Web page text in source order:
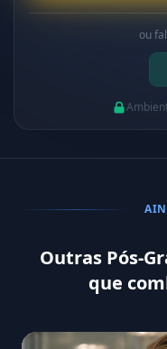
ou
Outras Pós-
que